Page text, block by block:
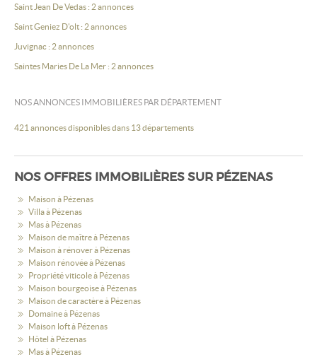
Saint Jean De Vedas : 2 annonces
Saint Geniez D'olt : 2 annonces
Juvignac : 2 annonces
Saintes Maries De La Mer : 2 annonces
NOS ANNONCES IMMOBILIÈRES PAR DÉPARTEMENT
421 annonces disponibles dans 13 départements
NOS OFFRES IMMOBILIÈRES SUR PÉZENAS
Maison à Pézenas
Villa à Pézenas
Mas à Pézenas
Maison de maître à Pézenas
Maison à rénover à Pézenas
Maison rénovée à Pézenas
Propriété viticole à Pézenas
Maison bourgeoise à Pézenas
Maison de caractère à Pézenas
Domaine à Pézenas
Maison loft à Pézenas
Hôtel à Pézenas
Mas à Pézenas